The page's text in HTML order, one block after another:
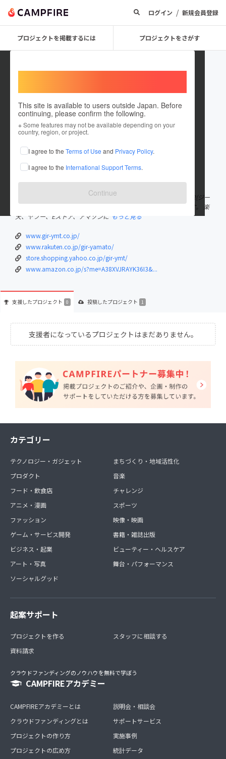
ログイン / 新規会員登録
プロジェクトを掲載するには プロジェクトをさがす
This site is available to users outside Japan. Before
continuing, please confirm the following.
※ Some features may not be available depending on your
country, region, or project.
I agree to the Terms of Use and Privacy Policy.
I agree to the International Support Terms.
Continue
gir_ymt
これまでに1件のプロジェクトを投稿しています
在住国：日本 現在地：岐阜県
出身国：日本 出身地：岐阜県
初めまして。私、GIR(ジール)を運営するやまと工業(株)です。 GIR(ジー
ル)とは、メーカーであるやまと工業(株)が運営する直販サイトです。 楽
天、ヤフー、Eストア、アマゾンに もっと見る
www.gir-ymt.co.jp/
www.rakuten.co.jp/gir-yamato/
store.shopping.yahoo.co.jp/gir-ymt/
www.amazon.co.jp/s?me=A38XVJRAYK36I3&...
支援したプロジェクト 0 投稿したプロジェクト 1
支援者になっているプロジェクトはまだありません。
カテゴリー
テクノロジー・ガジェット
プロダクト
フード・飲食店
アニメ・漫画
ファッション
ゲーム・サービス開発
ビジネス・起業
アート・写真
ソーシャルグッド
まちづくり・地域活性化
音楽
チャレンジ
スポーツ
映像・映画
書籍・雑誌出版
ビューティー・ヘルスケア
舞台・パフォーマンス
起案サポート
プロジェクトを作る
資料請求
スタッフに相談する
クラウドファンディングのノウハウを無料で学ぼう
CAMPFIREアカデミー
CAMPFIREアカデミーとは
クラウドファンディングとは
プロジェクトの作り方
プロジェクトの広め方
説明会・相談会
サポートサービス
実施事例
統計データ